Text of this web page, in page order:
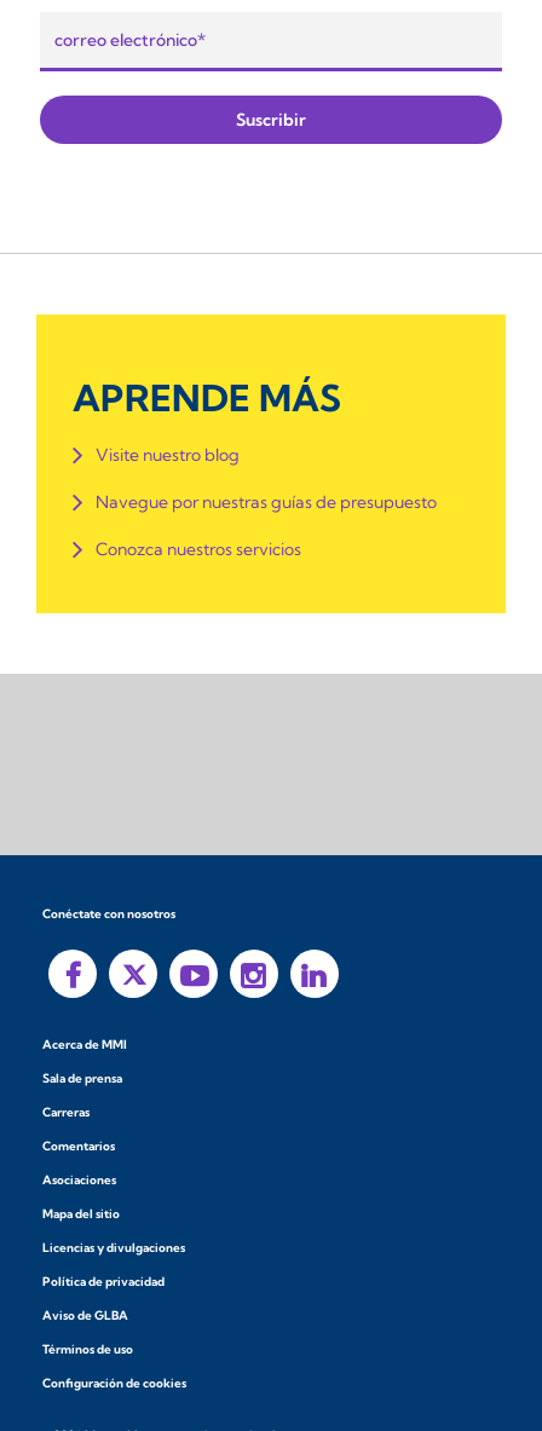
APRENDE MÁS
Visite nuestro blog
Navegue por nuestras guías de presupuesto
Conozca nuestros servicios
Conéctate con nosotros
Acerca de MMI
Sala de prensa
Carreras
Comentarios
Asociaciones
Mapa del sitio
Licencias y divulgaciones
Política de privacidad
Aviso de GLBA
Términos de uso
Configuración de cookies